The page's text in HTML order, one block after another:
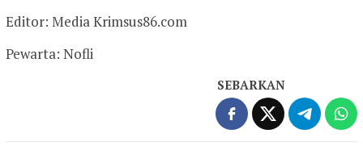
Editor: Media Krimsus86.com
Pewarta: Nofli
SEBARKAN